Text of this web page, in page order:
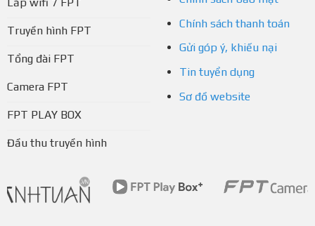
Truyền hình FPT
Tổng đài FPT
Camera FPT
FPT PLAY BOX
Đầu thu truyền hình
Chính sách thanh toán
Gửi góp ý, khiếu nại
Tin tuyển dụng
Sơ đồ website